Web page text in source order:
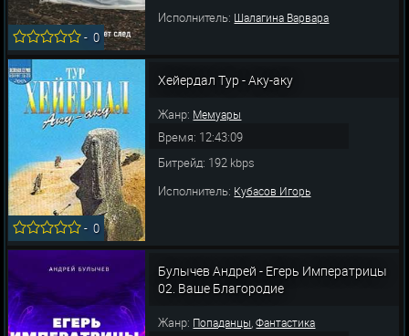
-0
Исполнитель: Шалагина Варвара
-0
Хейердал Тур - Аку-аку
Жанр: Мемуары
Время: 12:43:09
Битрейд: 192 kbps
Исполнитель: Кубасов Игорь
Булычев Андрей - Егерь Императрицы
02. Ваше Благородие
Жанр: Попаданцы,Фантастика